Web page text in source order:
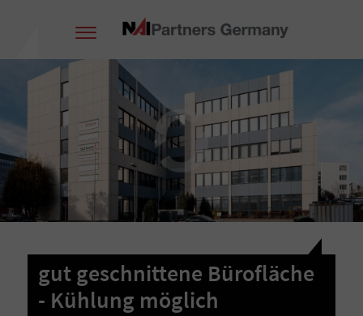
gut geschnittene Bürofläche
- Kühlung möglich